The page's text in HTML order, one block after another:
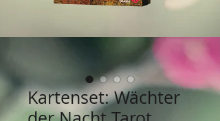
Kartenset: Wächter